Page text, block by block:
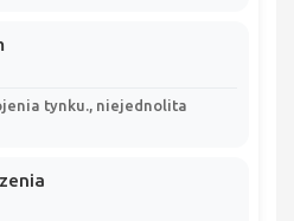
tynku., niejednolita